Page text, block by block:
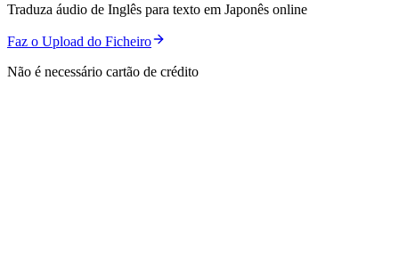
Traduza áudio de Inglês para texto em Japonês online
Faz o Upload do Ficheiro
Não é necessário cartão de crédito